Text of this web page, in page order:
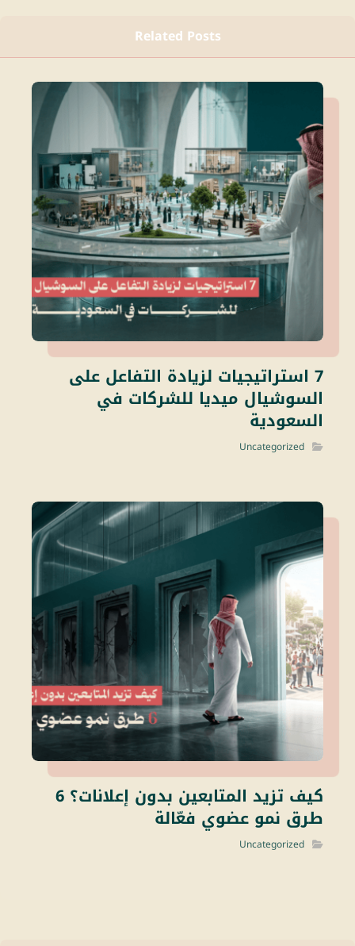
Related Posts
7 استراتيجيات لزيادة التفاعل على
السوشيال ميديا للشركات في
السعودية
Uncategorized
كيف تزيد المتابعين بدون إعلانات؟ 6
طرق نمو عضوي فعّالة
Uncategorized